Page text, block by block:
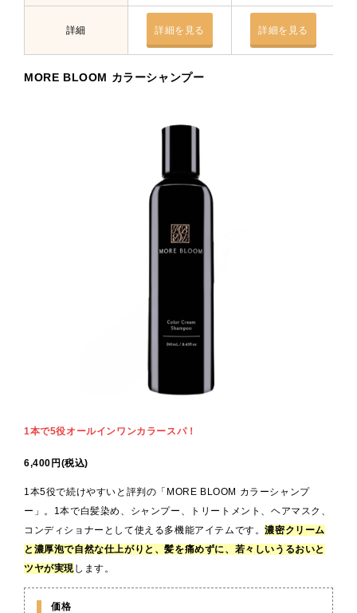
詳細 詳細を見る 詳細を見る
MORE BLOOM カラーシャンプー
1本で5役オールインワンカラースパ！
6,400円(税込)
1本5役で続けやすいと評判の「MORE BLOOM カラーシャンプ
ー」。1本で白髪染め、シャンプー、トリートメント、ヘアマスク、
コンディショナーとして使える多機能アイテムです。濃密クリーム
と濃厚泡で自然な仕上がりと、髪を痛めずに、若々しいうるおいと
ツヤが実現 します。
価格